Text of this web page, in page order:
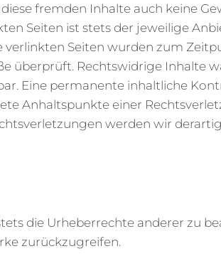
fremden Inhalte auch keine
Seiten ist stets der jeweilige
verlinkten Seiten wurden zum
überprüft. Rechtswidrige Inhalte
Eine permanente inhaltliche
Anhaltspunkte einer
werden wir
die Urheberrechte anderer zu
zurückzugreifen.